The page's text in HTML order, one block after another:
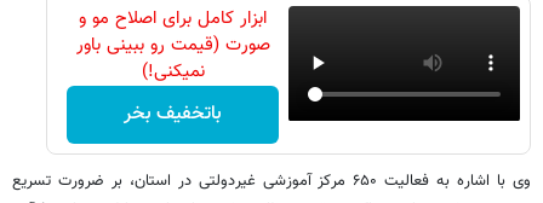
ابزار کامل برای اصلاح مو و
صورت (قیمت رو ببینی باور
نمیکنی!)
باتخفیف بخر
وی با اشاره به فعالیت ۶۵۰ مرکز آموزشی غیردولتی در استان، بر ضرورت تسریع